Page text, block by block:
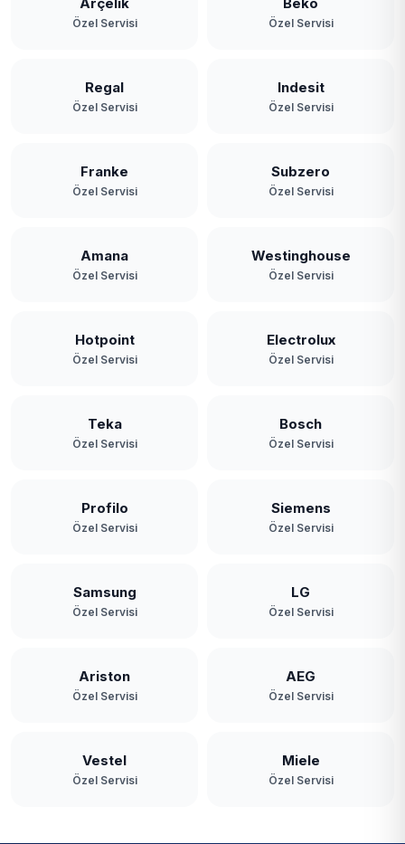
Özel Servisi Özel Servisi
Regal
Özel Servisi
Indesit
Özel Servisi
Franke
Özel Servisi
Subzero
Özel Servisi
Amana
Özel Servisi
Westinghouse
Özel Servisi
Hotpoint
Özel Servisi
Electrolux
Özel Servisi
Teka
Özel Servisi
Bosch
Özel Servisi
Profilo
Özel Servisi
Siemens
Özel Servisi
Samsung
Özel Servisi
LG
Özel Servisi
Ariston
Özel Servisi
AEG
Özel Servisi
Vestel
Özel Servisi
Miele
Özel Servisi